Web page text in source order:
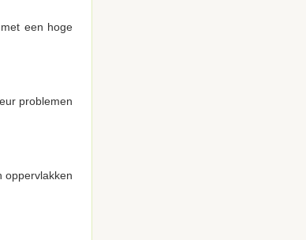
een hoge
problemen
oppervlakken